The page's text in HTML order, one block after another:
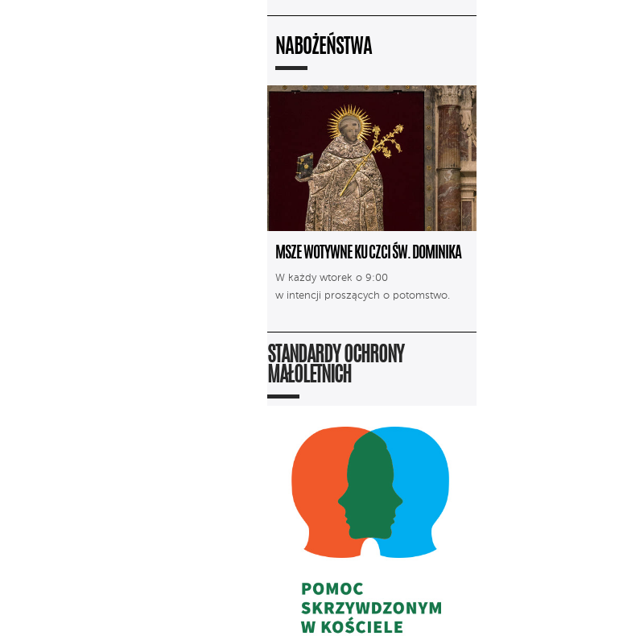
NABOŻEŃSTWA
MSZE WOTYWNE KU CZCI ŚW. DOMINIKA
W każdy wtorek o 9:00
w intencji proszących o potomstwo.
STANDARDY OCHRONY
MAŁOLETNICH